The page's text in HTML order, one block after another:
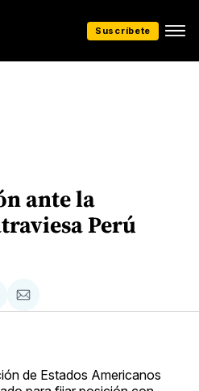
Suscríbete
ante la
Perú
Compartir
via
de Estados Americanos